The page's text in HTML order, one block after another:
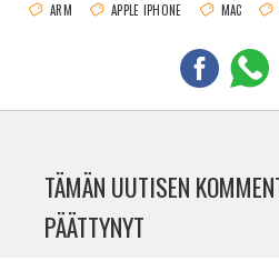
ARM APPLE IPHONE MAC
TÄMÄN UUTISEN
PÄÄTTYNYT